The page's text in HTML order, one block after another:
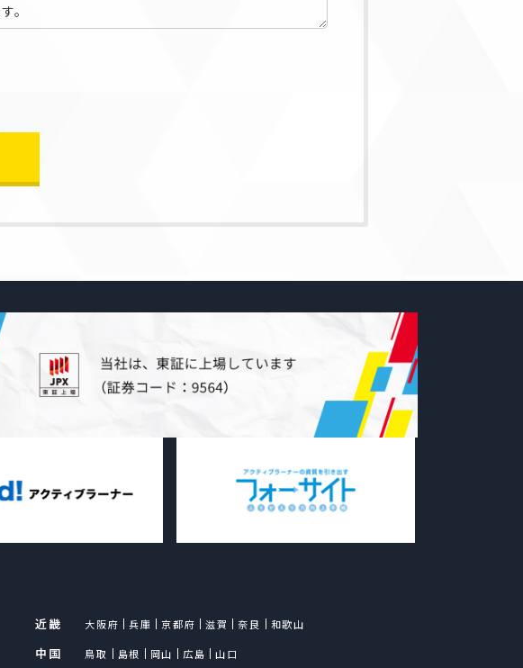
。
その他お客様・お取引関係者・採用応募者・
員（退職者を含みます）等の端末に関連して生
な手段によって取得します。
は、個人情報を、取得に際して明示した利用目的
務の遂行上必要な限りにおいて利用します。当社は
者との間で共同利用し、または、個人情報の取扱
託する場合には、当該第三者につき厳正な調査を
者への提供について
は、法令に定める場合を除き、個人情報を事前に
管理のため、第三者のサービスを利用する場合が
個人情報とを関連付けて利用する場合は、あらか
近畿 大阪府 兵庫 京都府 滋賀 奈良 和歌山
中国 鳥取 島根 岡山 広島 山口